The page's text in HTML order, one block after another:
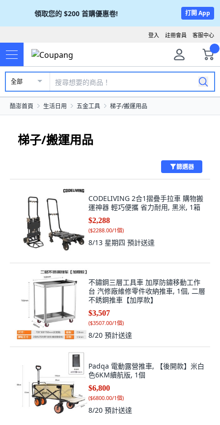
領取您的 $200 首購優惠卷! 打開 App
客服中心
註冊會員
登入
全部
酷澎首頁 生活日用 五金工具 梯子/搬運用品
梯子/搬運用品
篩選器
CODELIVING 2合1摺疊手拉車 購物搬
運神器 輕巧便攜 省力耐用, 黑米, 1箱
$2,288
($2288.00/1個)
8/13 星期四 預計送達
不鏽鋼三層工具車 加厚防鏽移動工作
台 汽修廠維修零件收納推車, 1個, 二層
不銹鋼推車【加厚款】
$3,507
($3507.00/1個)
8/20 預計送達
Padqa 電動露營推車, 【後開款】米白
色6KM續航版, 1個
$6,800
($6800.00/1個)
8/20 預計送達